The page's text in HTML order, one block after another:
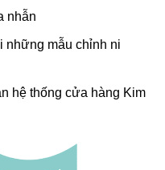
nhẫn
những mẫu chỉnh ni
hệ thống cửa hàng Kim